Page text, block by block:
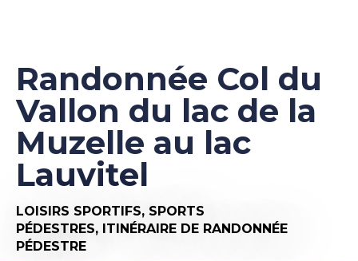
Randonnée Col du
Vallon du lac de la
Muzelle au lac
Lauvitel
LOISIRS SPORTIFS, SPORTS
PÉDESTRES, ITINÉRAIRE DE RANDONNÉE
PÉDESTRE